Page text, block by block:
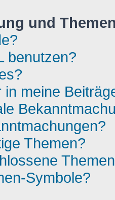
und
benutzen?
in meine
Themen?
Symbole?